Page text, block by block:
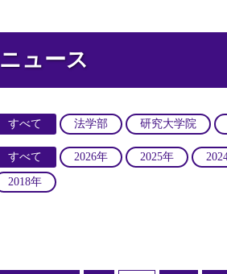
ニュース
すべて 法学部 研究大学院
すべて 2026年 2025年
2018年